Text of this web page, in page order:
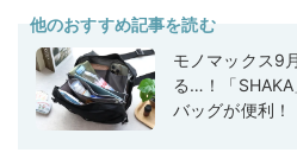
他のおすすめ記事を読む
モノマックス9
る…！「
バッグが便利！